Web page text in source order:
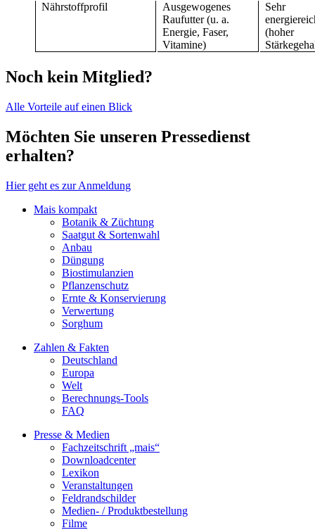
Nährstoffprofil
Ausgewogenes
Raufutter (u. a.
Energie, Faser,
Vitamine)
Sehr
(hoher
Noch kein Mitglied?
Alle Vorteile auf einen Blick
Möchten Sie unseren Pressedienst
erhalten?
Hier geht es zur Anmeldung
Mais kompakt
Botanik & Züchtung
Saatgut & Sortenwahl
Anbau
Düngung
Biostimulanzien
Pflanzenschutz
Ernte & Konservierung
Verwertung
Sorghum
Zahlen & Fakten
Deutschland
Europa
Welt
Berechnungs-Tools
FAQ
Presse & Medien
Fachzeitschrift „mais“
Downloadcenter
Lexikon
Veranstaltungen
Feldrandschilder
Medien- / Produktbestellung
Filme